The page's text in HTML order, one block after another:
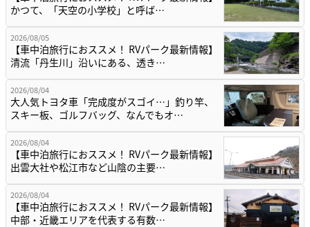
かつて、「天空の小学校」と呼ば…
2026/08/05
【車中泊旅行におススメ！ RVパーク最新情報】
清流「丹生川」沿いにある、透き…
2026/08/04
大人気トヨタ車「完成度がスゴイ…」釣り竿、
スキー板、ゴルフバッグ、なんでもオ…
2026/08/04
【車中泊旅行におススメ！ RVパーク最新情報】
出雲大社や松江市など山陰の主要…
2026/08/04
【車中泊旅行におススメ！ RVパーク最新情報】
中部・近畿エリアを代表する有数…